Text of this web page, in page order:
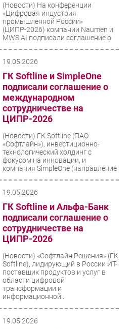
(Новости) На конференции
«Цифровая индустрия
промышленной России»
(ЦИПР-2026) компании Naumen и
MWS AI подписали соглашение о
19.05.2026
ГК Softline и SimpleOne
подписали соглашение о
международном
сотрудничестве на
ЦИПР-2026
(Новости) ГК Softline (ПАО
«Софтлайн»), инвестиционно-
технологический холдинг с
фокусом на инновации, и
компания SimpleOne (направление
19.05.2026
ГК Softline и Альфа-Банк
подписали соглашение о
сотрудничестве на
ЦИПР-2026
(Новости) «Софтлайн Решения» (ГК
Softline), лидирующий в России ИТ-
поставщик продуктов и услуг в
области цифровой
трансформации и
информационной...
19.05.2026